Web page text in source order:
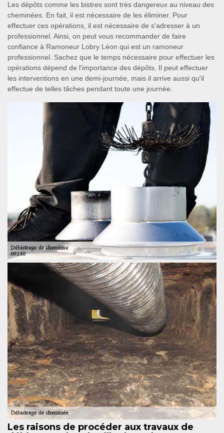
Les dépôts comme les bistres sont très dangereux au niveau des
cheminées. En fait, il est nécessaire de les éliminer. Pour
effectuer ces opérations, il est nécessaire de s'adresser à un
professionnel. Ainsi, on peut vous recommander de faire
confiance à Ramoneur Lobry Léon qui est un ramoneur
professionnel. Sachez que le temps nécessaire pour effectuer les
opérations dépend de l'importance des dépôts. Il peut effectuer
les interventions en une demi-journée, mais il arrive aussi qu'il
effectue de telles tâches pendant toute une journée.
Les raisons de procéder aux travaux de